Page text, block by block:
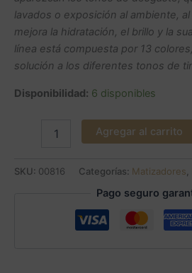
lavados o exposición al ambiente,
mejora la hidratación, el brillo y la
línea está compuesta por 13
solución a los diferentes tonos de
Disponibilidad: 6 disponibles
Agregar al carrito
SKU: 00816 Categorías: Matizadores
Pago seguro